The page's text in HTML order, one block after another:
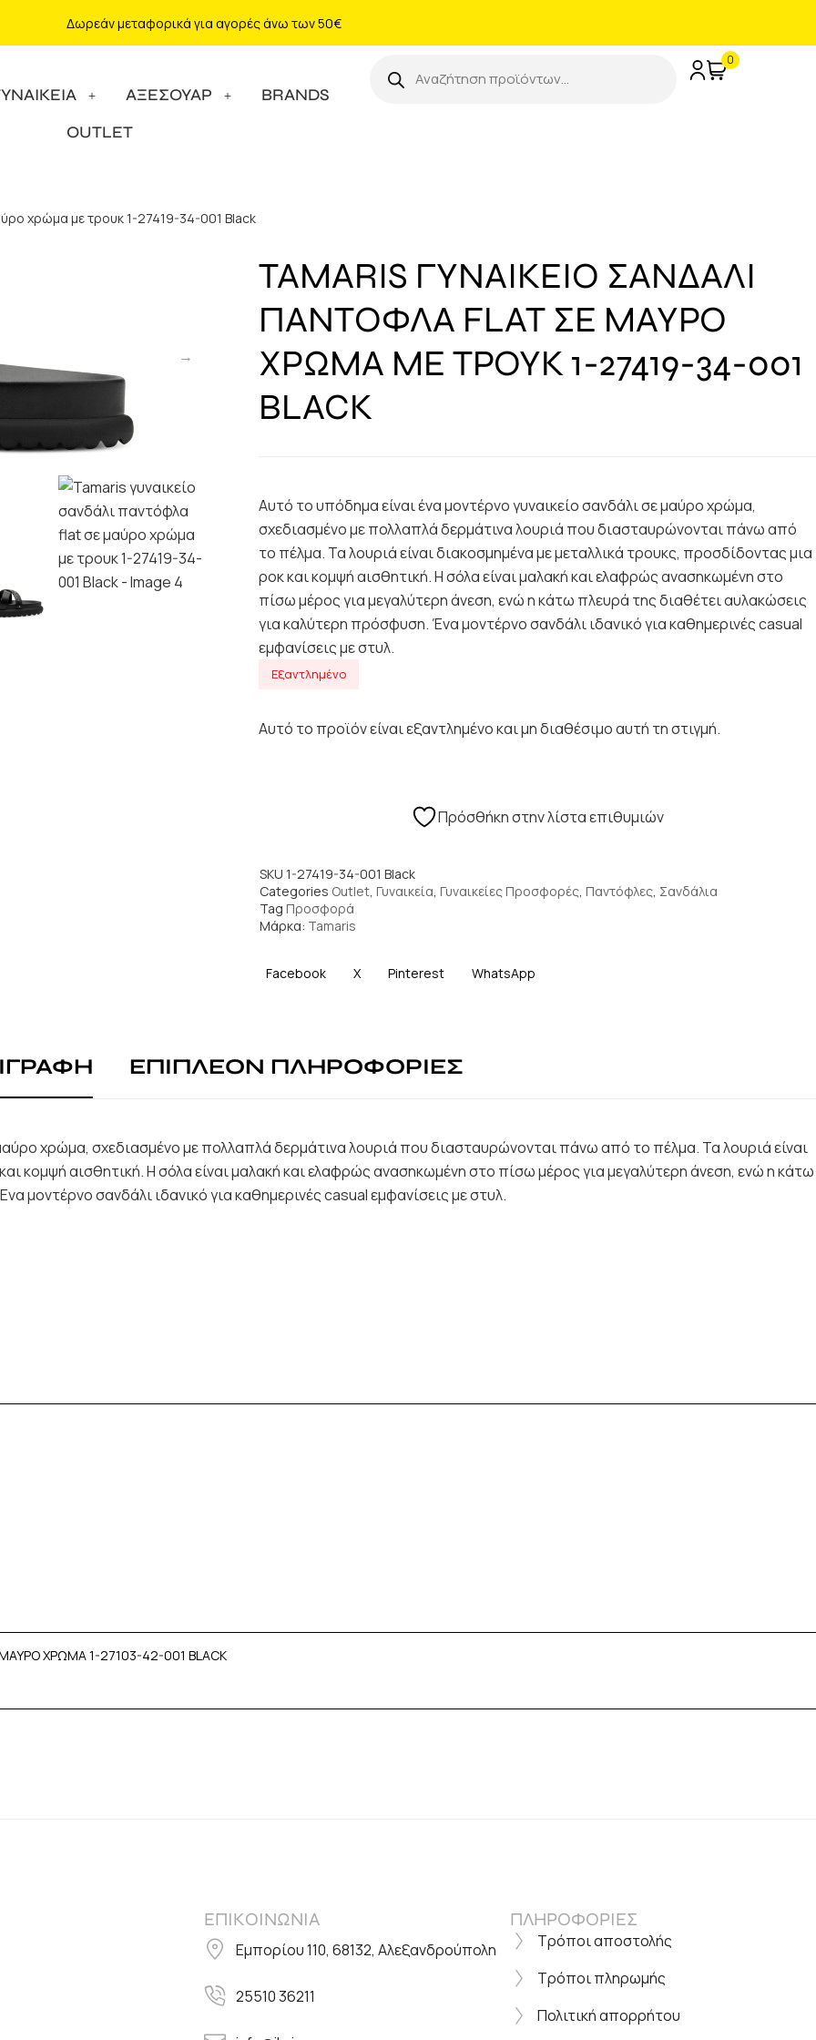
Δωρεάν μεταφορικά για αγορές άνω των 50€
ΑΞΕΣΟΥΑΡ
BRANDS
OUTLET
0
χρώμα με τρουκ 1-27419-34-001 Black
TAMARIS ΓΥΝΑΙΚΕΙΟ ΣΑΝΔΑΛΙ
ΠΑΝΤΟΦΛΑ FLAT ΣΕ ΜΑΥΡΟ
ΧΡΩΜΑ ΜΕ ΤΡΟΥΚ 1-27419-34-001
BLACK
Αυτό το υπόδημα είναι ένα μοντέρνο γυναικείο σανδάλι σε μαύρο χρώμα,
σχεδιασμένο με πολλαπλά δερμάτινα λουριά που διασταυρώνονται πάνω από
το πέλμα. Τα λουριά είναι διακοσμημένα με μεταλλικά τρουκς, προσδίδοντας μια
ροκ και κομψή αισθητική. Η σόλα είναι μαλακή και ελαφρώς ανασηκωμένη στο
πίσω μέρος για μεγαλύτερη άνεση, ενώ η κάτω πλευρά της διαθέτει αυλακώσεις
για καλύτερη πρόσφυση. Ένα μοντέρνο σανδάλι ιδανικό για καθημερινές casual
εμφανίσεις με στυλ.
Εξαντλημένο
Αυτό το προϊόν είναι εξαντλημένο και μη διαθέσιμο αυτή τη στιγμή.
Πρόσθήκη στην λίστα επιθυμιών
SKU 1-27419-34-001 Black
Categories Outlet, Γυναικεία, Γυναικείες Προσφορές, Παντόφλες, Σανδάλια
Tag Προσφορά
Μάρκα: Tamaris
Facebook X Pinterest WhatsApp
ΕΠΙΠΛΕΟΝ ΠΛΗΡΟΦΟΡΙΕΣ
χρώμα, σχεδιασμένο με πολλαπλά δερμάτινα λουριά που διασταυρώνονται πάνω από το πέλμα. Τα λουριά είναι
κομψή αισθητική. Η σόλα είναι μαλακή και ελαφρώς ανασηκωμένη στο πίσω μέρος για μεγαλύτερη άνεση, ενώ η κάτω
μοντέρνο σανδάλι ιδανικό για καθημερινές casual εμφανίσεις με στυλ.
ΧΡΩΜΑ 1-27103-42-001 BLACK
ΕΠΙΚΟΙΝΩΝΙΑ
Εμπορίου 110, 68132, Αλεξανδρούπολη
25510 36211
ΠΛΗΡΟΦΟΡΙΕΣ
Τρόποι αποστολής
Τρόποι πληρωμής
Πολιτική απορρήτου